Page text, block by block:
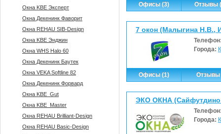
Офисы (3) Отзывы
7 окон (Малыгина Н.В.,
Города:
Офисы (1) Отзывы
ЭКО ОКНА
Города:
Окна KBE Эксперт
Окна Декенинк Фаворит
Окна REHAU SIB-Design
Окна KBE Энджин
Окна WHS Halo 60
Окна Декенинк Баутек
Окна VEKA Softline 82
Окна Декенинк Форвард
Окна KBE_Gut
Окна KBE_Master
Окна REHAU Brilliant-Design
Окна REHAU Basic-Design